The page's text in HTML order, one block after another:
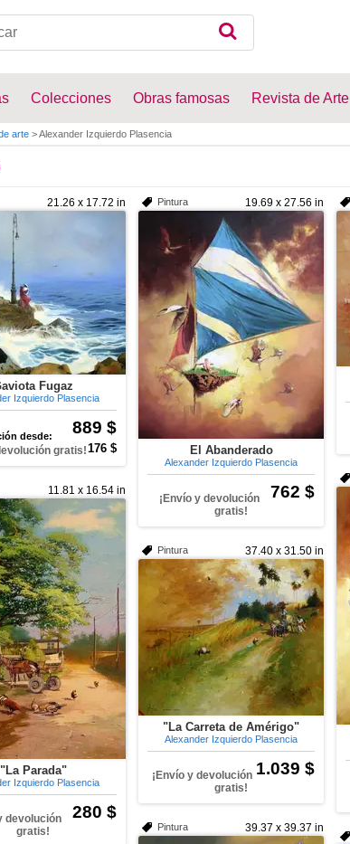
Colecciones Obras famosas Revista de Arte
arte >Alexander Izquierdo Plasencia
21.26 x 17.72 in
Fugaz
Izquierdo Plasencia
889 $
desde:
176 $
gratis!
19.69 x 27.56 in
Pintura
El Abanderado
Alexander Izquierdo Plasencia
762 $
¡Envío y devolución
gratis!
11.81 x 16.54 in
"La Parada"
Izquierdo Plasencia
280 $
devolución
gratis!
37.40 x 31.50 in
Pintura
"La Carreta de Amérigo"
Alexander Izquierdo Plasencia
1.039 $
¡Envío y devolución
gratis!
39.37 x 39.37 in
Pintura